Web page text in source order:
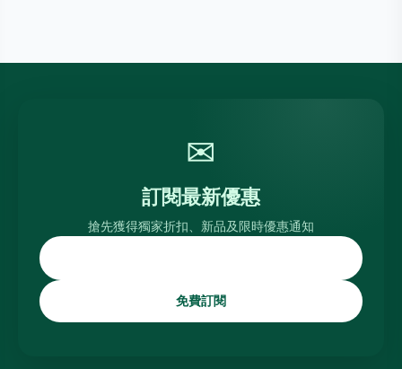
✉
訂閱最新優惠
搶先獲得獨家折扣、新品及限時優惠通知
免費訂閱